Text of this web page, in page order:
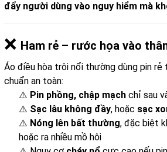
đẩy người dùng vào nguy hiểm mà
❌ Ham rẻ – rước họa vào
Áo điều hòa trôi nổi thường dùng pin
chuẩn an toàn:
⚠️ Pin phồng, chập mạch chỉ sau
⚠️ Sạc lâu không đầy, hoặc sạc
⚠️ Nóng lên bất thường, đặc biệt
hoặc ra nhiều mồ hôi